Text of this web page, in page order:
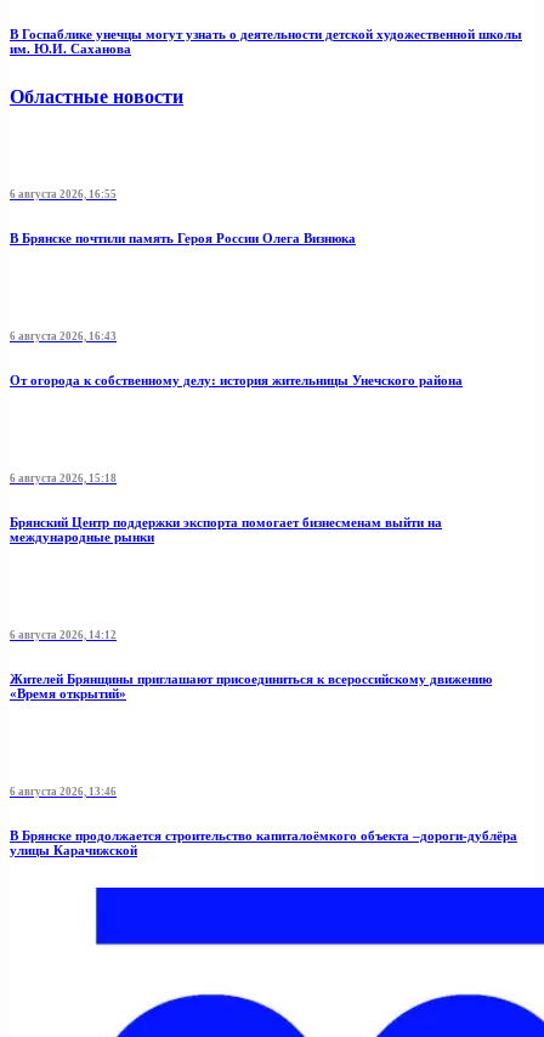
В Госпаблике унечцы могут узнать о деятельности детской художественной школы
им. Ю.И. Саханова
Областные новости
6 августа 2026, 16:55
В Брянске почтили память Героя России Олега Визнюка
6 августа 2026, 16:43
От огорода к собственному делу: история жительницы Унечского района
6 августа 2026, 15:18
Брянский Центр поддержки экспорта помогает бизнесменам выйти на
международные рынки
6 августа 2026, 14:12
Жителей Брянщины приглашают присоединиться к всероссийскому движению
«Время открытий»
6 августа 2026, 13:46
В Брянске продолжается строительство капиталоёмкого объекта –дороги-дублёра
улицы Карачижской